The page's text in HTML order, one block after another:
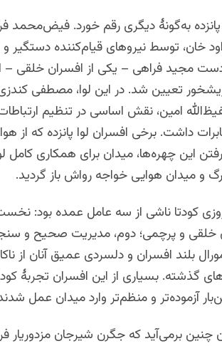
به‌گونهٔ دیگری رقم خورد. فیض‌محمد
خان، توسط نیروهای قیام‌کننده دستگیر و
مجید فراهی – یکی از افسران خلقی –
تعیین شد. در این لوا، مصطفی
امین، نقش اساسی در تنظیم
داشت. برخی افسران لوا پانزده که از
این چهره‌ها، میدان برای همکاری کامل
میدان هوایی خواجه رواش باز گردید.
کودتا ناشی از سه عامل عمده بود:
خلقی و پرچمی؛ دوم، مدیریت صحیح و
بلند افسران و دلسردی عمیق آنان از
آزموده‌تر و منظم‌تر وارد میدان عمل